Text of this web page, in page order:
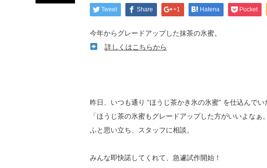
Tweet Share +1 Hatena Pocket
今年からグレードアップした抹茶の氷蜜。
詳しくはこちらから
昨日、いつも通り “ほうじ茶かき氷の氷蜜” を仕込んでい
「ほうじ茶の氷蜜もグレードアップした方がいいよなぁ
ふと思い立ち、スタッフに相談。
みんな即快諾してくれて、急遽試作開始！